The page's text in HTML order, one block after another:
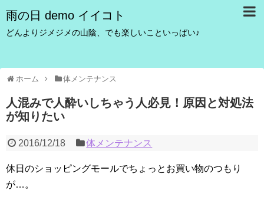
雨の日 demo イイコト
どんよりジメジメの山陰、でも楽しいこといっぱい♪
ホーム 体メンテナンス
人混みで人酔いしちゃう人必見！原因と対処法
が知りたい
2016/12/18 体メンテナンス
休日のショッピングモールでちょっとお買い物のつもり
が…。